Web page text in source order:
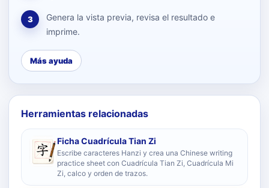
3
Genera la vista previa, revisa el resultado e
imprime.
Más ayuda
Herramientas relacionadas
Ficha Cuadrícula Tian Zi
Escribe caracteres Hanzi y crea una Chinese writing
practice sheet con Cuadrícula Tian Zi, Cuadrícula Mi
Zi, calco y orden de trazos.